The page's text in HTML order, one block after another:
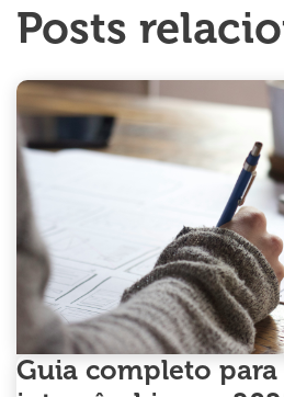
Posts
Guia completo